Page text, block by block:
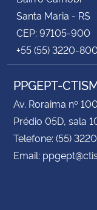
Santa Maria - RS
CEP: 97105-900
+55 (55) 3220-
PPGEPT-
Av. Roraima nº
Prédio 05D, sala
Telefone: (55)
Email: